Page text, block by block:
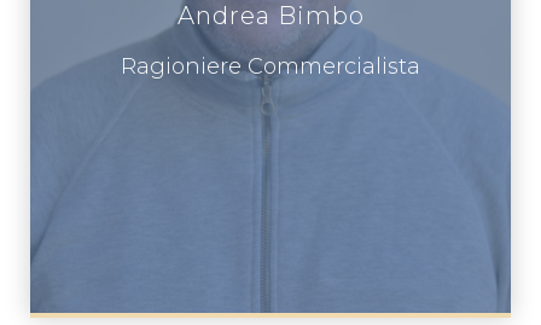
Andrea Bimbo
Ragioniere Commercialista